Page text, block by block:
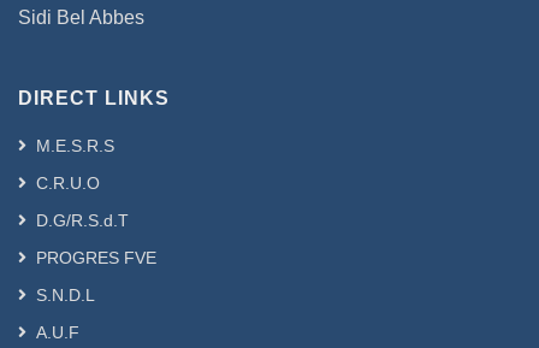
Sidi Bel Abbes
DIRECT LINKS
M.E.S.R.S
C.R.U.O
D.G/R.S.d.T
PROGRES FVE
S.N.D.L
A.U.F